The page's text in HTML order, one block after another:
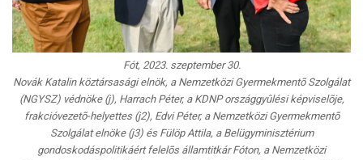
Fót, 2023. szeptember 30.
Novák Katalin köztársasági elnök, a Nemzetközi Gyermekmentõ Szolgálat
(NGYSZ) védnöke (j), Harrach Péter, a KDNP országgyûlési képviselõje,
frakcióvezetõ-helyettes (j2), Edvi Péter, a Nemzetközi Gyermekmentõ
Szolgálat elnöke (j3) és Fülöp Attila, a Belügyminisztérium
gondoskodáspolitikáért felelõs államtitkár Fóton, a Nemzetközi